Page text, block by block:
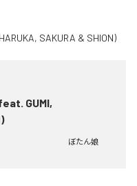
GUMI,
ぼたん娘